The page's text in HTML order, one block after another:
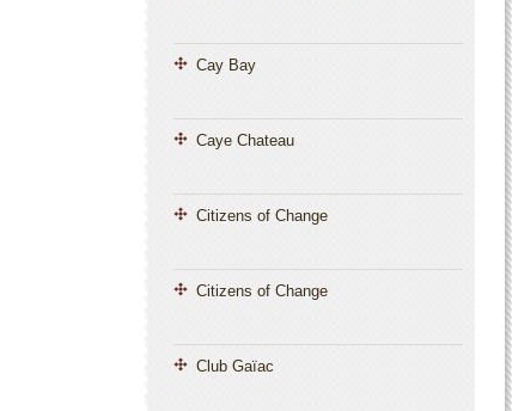
Cay Bay
Caye Chateau
Citizens of Change
Citizens of Change
Club Gaïac